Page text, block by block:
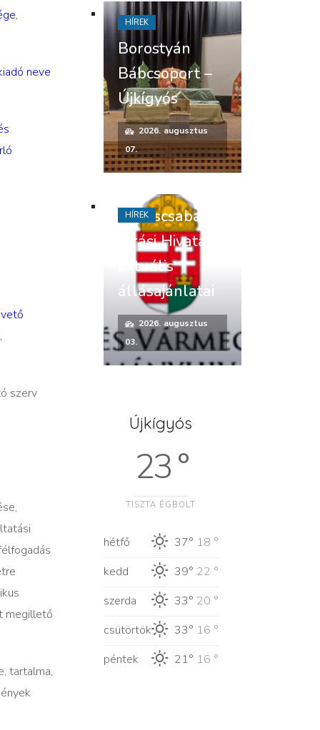
neve
szerv
megillető
tartalma,
Borostyán
Bábcsoport –
Újkígyós
2026. augusztus
07.
HÍREK
Békéscsabai
Járási Hivatal
aktuális
állásajánlatai
2026. augusztus
03.
HÍREK
Újkígyós
23 °
TISZTA ÉGBOLT
hétfő 37° 18 °
kedd
39° 22 °
szerda
33° 20 °
csütörtök
33° 16 °
péntek
21° 16 °